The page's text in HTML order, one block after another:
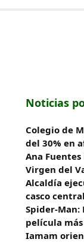
Noticias
Colegio de
del 30% en
Ana
Virgen del
Alcaldía
casco
Spider-Man:
película
Iamam